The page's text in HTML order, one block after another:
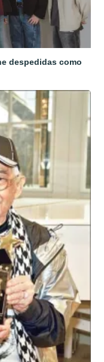
despedidas como